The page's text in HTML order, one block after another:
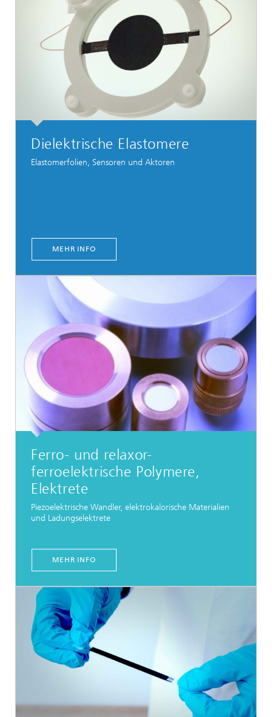
Dielektrische Elastomere
Elastomerfolien, Sensoren und Aktoren
MEHR INFO
Ferro- und relaxor-
ferroelektrische Polymere,
Elektrete
Piezoelektrische Wandler, elektrokalorische Materialien
und Ladungselektrete
MEHR INFO